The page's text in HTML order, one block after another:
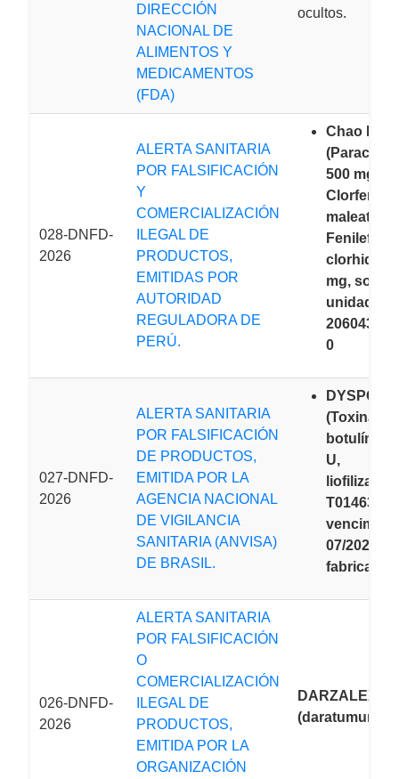
DIRECCIÓN
NACIONAL DE
ALIMENTOS Y
MEDICAMENTOS
(FDA)
ocultos.
028-DNFD-
2026
ALERTA SANITARIA
POR FALSIFICACIÓN
Y
COMERCIALIZACIÓN
ILEGAL DE
PRODUCTOS,
EMITIDAS POR
AUTORIDAD
REGULADORA DE
PERÚ.
Chao NF®
500 mg +
maleato 5
Fenilefrina
mg,
unidades,
2060433,
0
027-DNFD-
2026
ALERTA SANITARIA
POR FALSIFICACIÓN
DE PRODUCTOS,
EMITIDA POR LA
AGENCIA NACIONAL
DE VIGILANCIA
SANITARIA (ANVISA)
DE BRASIL.
(Toxina
U,
T01463,
07/2028,
fabricante:
026-DNFD-
2026
ALERTA SANITARIA
POR FALSIFICACIÓN
O
COMERCIALIZACIÓN
ILEGAL DE
PRODUCTOS,
EMITIDA POR LA
ORGANIZACIÓN
DARZALEX